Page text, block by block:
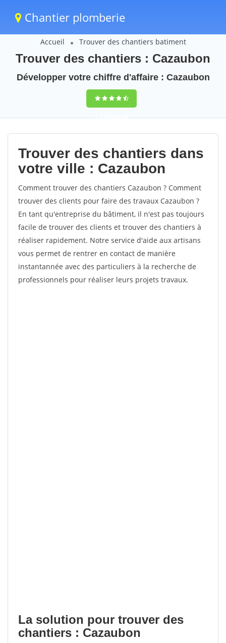
Chantier plomberie
Accueil Trouver des chantiers batiment
Trouver des chantiers : Cazaubon
Développer votre chiffre d'affaire : Cazaubon
9,5(100%)60
votes
Trouver des chantiers dans
votre ville : Cazaubon
Comment trouver des chantiers Cazaubon ? Comment
trouver des clients pour faire des travaux Cazaubon ?
En tant qu'entreprise du bâtiment, il n'est pas toujours
facile de trouver des clients et trouver des chantiers à
réaliser rapidement. Notre service d'aide aux artisans
vous permet de rentrer en contact de manière
instantannée avec des particuliers à la recherche de
professionnels pour réaliser leurs projets travaux.
La solution pour trouver des
chantiers : Cazaubon